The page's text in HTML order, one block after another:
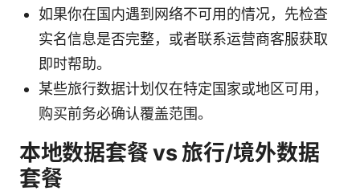
如果你在国内遇到网络不可用的情况，先检查
实名信息是否完整，或者联系运营商客服获取
即时帮助。
某些旅行数据计划仅在特定国家或地区可用，
购买前务必确认覆盖范围。
本地数据套餐 vs 旅行/境外数据
套餐